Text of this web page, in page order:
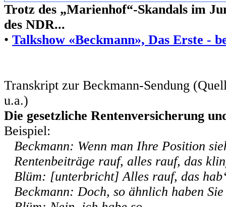
Trotz des „Marienhof“-Skandals im
des NDR...
• Talkshow «Beckmann», Das Erste -
Transkript zur Beckmann-Sendung
u.a.)
Die gesetzliche Rentenversicherung
Beispiel:
Beckmann: Wenn man Ihre Position
Rentenbeiträge rauf, alles rauf, das
Blüm: [unterbricht] Alles rauf, das
Beckmann: Doch, so ähnlich haben